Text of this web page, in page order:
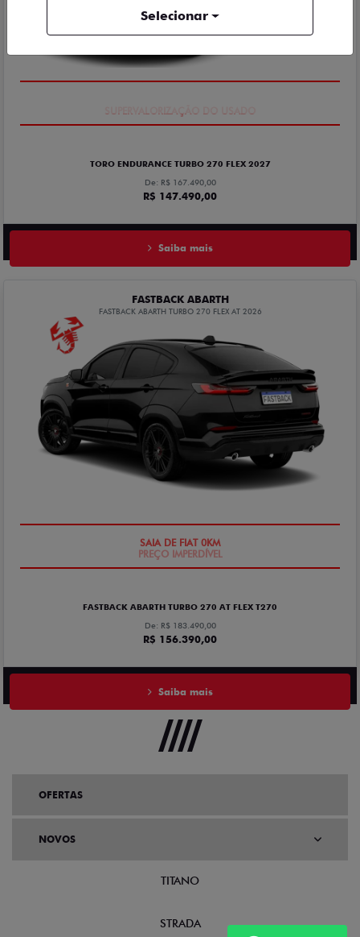
TORO ENDURANCE TURBO 270 FLEX 2027
De: R$ 167.490,00
R$ 147.490,00
Saiba mais
FASTBACK ABARTH
FASTBACK ABARTH TURBO 270 FLEX AT 2026
FASTBACK ABARTH TURBO 270 AT FLEX T270
De: R$ 183.490,00
R$ 156.390,00
Saiba mais
OFERTAS
NOVOS
TITANO
STRADA
Selecionar